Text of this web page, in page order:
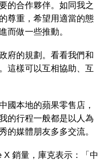
的合作夥伴。如同我之
尊重，希望用適當的態
而做一些推動。
府的規劃。看看我們和
這樣可以互相協助、互
國本地的蘋果零售店，
的行程一般都是以人為
的媒體朋友多多交流。
X 銷量，庫克表示：「中